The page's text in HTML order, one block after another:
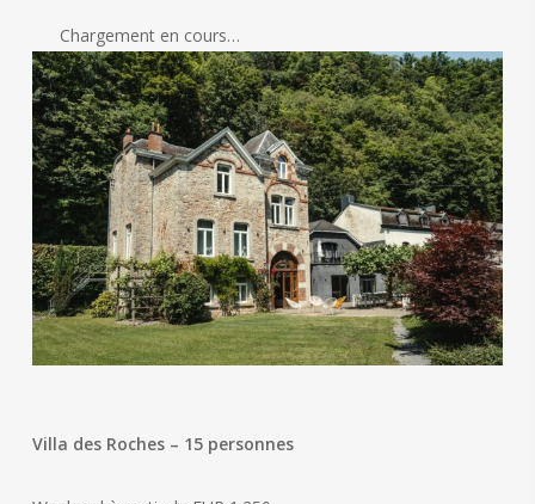
Chargement en cours…
Villa des Roches – 15 personnes